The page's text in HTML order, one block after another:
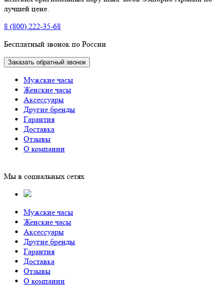
лучшей цене.
8 (800) 222-35-68
Бесплатный звонок по России
Заказать обратный звонок
Мужские часы
Женские часы
Аксессуары
Другие бренды
Гарантия
Доставка
Отзывы
О компании
Мы в социальных сетях
Мужские часы
Женские часы
Аксессуары
Другие бренды
Гарантия
Доставка
Отзывы
О компании